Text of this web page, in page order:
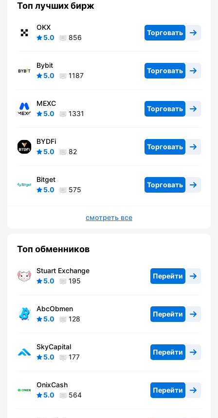
Топ лучших бирж
OKX
5.0
856
Торговать
Bybit
5.0
1187
Торговать
MEXC
5.0
1331
Торговать
BYDFi
5.0
82
Торговать
Bitget
5.0
575
Торговать
смотреть все
Топ обменников
Stuart Exchange
5.0
195
Перейти
AbcObmen
5.0
128
Перейти
SkyCapital
5.0
177
Перейти
OnixCash
5.0
564
Перейти